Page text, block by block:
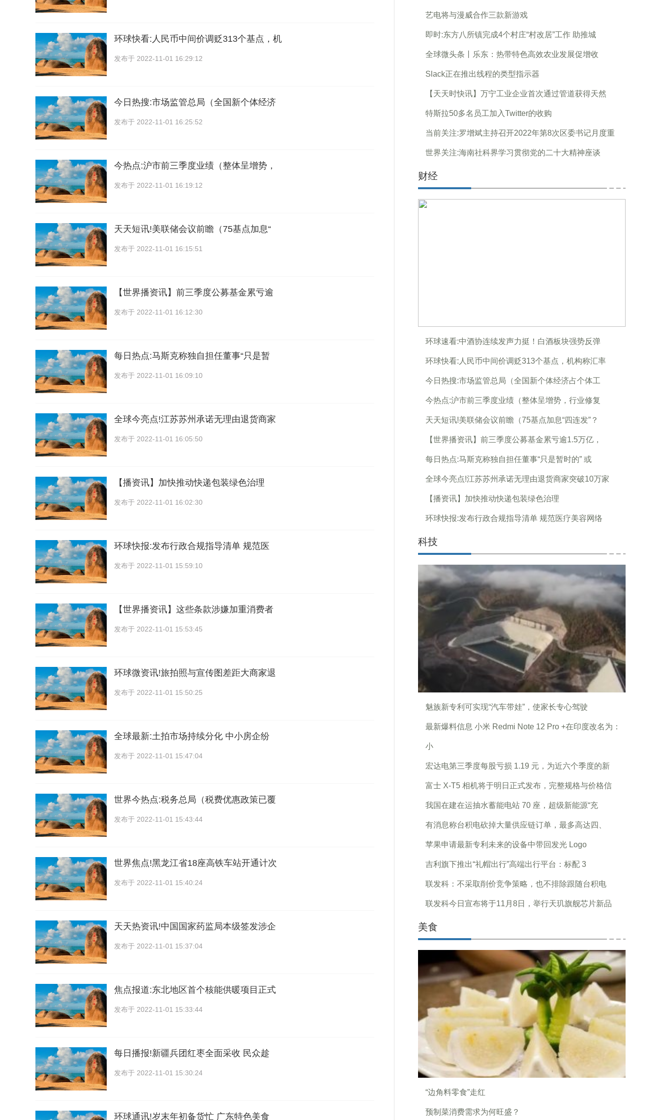
环球快看:人民币中间价调贬313个基点，机
发布于 2022-11-01 16:29:12
今日热搜:市场监管总局（全国新个体经济
发布于 2022-11-01 16:25:52
今热点:沪市前三季度业绩（整体呈增势，
发布于 2022-11-01 16:19:12
天天短讯!美联储会议前瞻（75基点加息“
发布于 2022-11-01 16:15:51
【世界播资讯】前三季度公募基金累亏逾
发布于 2022-11-01 16:12:30
每日热点:马斯克称独自担任董事“只是暂
发布于 2022-11-01 16:09:10
全球今亮点!江苏苏州承诺无理由退货商家
发布于 2022-11-01 16:05:50
【播资讯】加快推动快递包装绿色治理
发布于 2022-11-01 16:02:30
环球快报:发布行政合规指导清单 规范医
发布于 2022-11-01 15:59:10
【世界播资讯】这些条款涉嫌加重消费者
发布于 2022-11-01 15:53:45
环球微资讯!旅拍照与宣传图差距大商家退
发布于 2022-11-01 15:50:25
全球最新:土拍市场持续分化 中小房企纷
发布于 2022-11-01 15:47:04
世界今热点:税务总局（税费优惠政策已覆
发布于 2022-11-01 15:43:44
世界焦点!黑龙江省18座高铁车站开通计次
发布于 2022-11-01 15:40:24
天天热资讯!中国国家药监局本级签发涉企
发布于 2022-11-01 15:37:04
焦点报道:东北地区首个核能供暖项目正式
发布于 2022-11-01 15:33:44
每日播报!新疆兵团红枣全面采收 民众趁
发布于 2022-11-01 15:30:24
环球通讯!岁末年初备货忙 广东特色美食
艺电将与漫威合作三款新游戏
即时:东方八所镇完成4个村庄“村改居”工作 助推城
全球微头条丨乐东：热带特色高效农业发展促增收
Slack正在推出线程的类型指示器
【天天时快讯】万宁工业企业首次通过管道获得天然
特斯拉50多名员工加入Twitter的收购
当前关注:罗增斌主持召开2022年第8次区委书记月度重
世界关注:海南社科界学习贯彻党的二十大精神座谈
财经
环球速看:中酒协连续发声力挺！白酒板块强势反弹
环球快看:人民币中间价调贬313个基点，机构称汇率
今日热搜:市场监管总局（全国新个体经济占个体工
今热点:沪市前三季度业绩（整体呈增势，行业修复
天天短讯!美联储会议前瞻（75基点加息“四连发”？
【世界播资讯】前三季度公募基金累亏逾1.5万亿，
每日热点:马斯克称独自担任董事“只是暂时的” 或
全球今亮点!江苏苏州承诺无理由退货商家突破10万家
【播资讯】加快推动快递包装绿色治理
环球快报:发布行政合规指导清单 规范医疗美容网络
科技
魅族新专利可实现“汽车带娃”，使家长专心驾驶
最新爆料信息 小米 Redmi Note 12 Pro +在印度改名为：
小
宏达电第三季度每股亏损 1.19 元，为近六个季度的新
富士 X-T5 相机将于明日正式发布，完整规格与价格信
我国在建在运抽水蓄能电站 70 座，超级新能源“充
有消息称台积电砍掉大量供应链订单，最多高达四、
苹果申请最新专利未来的设备中带回发光 Logo
吉利旗下推出“礼帽出行”高端出行平台：标配 3
联发科：不采取削价竞争策略，也不排除跟随台积电
联发科今日宣布将于11月8日，举行天玑旗舰芯片新品
美食
“边角料零食”走红
预制菜消费需求为何旺盛？